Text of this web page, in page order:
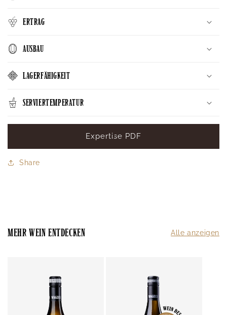
ERTRAG
AUSBAU
LAGERFÄHIGKEIT
SERVIERTEMPERATUR
Expertise PDF
Share
MEHR WEIN ENTDECKEN Alle anzeigen